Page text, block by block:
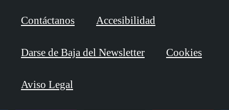
Contáctanos Accesibilidad
Darse de Baja del Newsletter Cookies
Aviso Legal